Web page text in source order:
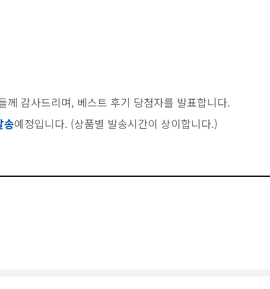
께 감사드리며, 베스트 후기 당첨자를 발표합니다.
송예정입니다. (상품별 발송시간이 상이합니다.)